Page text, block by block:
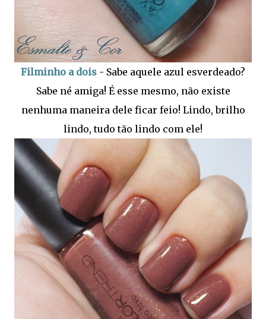
Filminho a dois - Sabe aquele azul esverdeado?
Sabe né amiga! É esse mesmo, não existe
nenhuma maneira dele ficar feio! Lindo, brilho
lindo, tudo tão lindo com ele!